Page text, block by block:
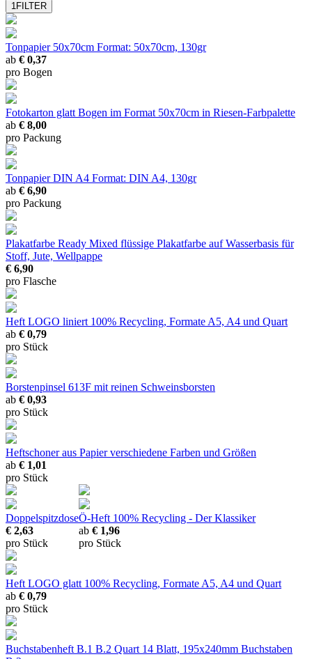
1FILTER
Tonpapier 50x70cm Format: 50x70cm, 130gr
ab € 0,37
pro Bogen
Fotokarton glatt Bogen im Format 50x70cm in Riesen-Farbpalette
ab € 8,00
pro Packung
Tonpapier DIN A4 Format: DIN A4, 130gr
ab € 6,90
pro Packung
Plakatfarbe Ready Mixed flüssige Plakatfarbe auf Wasserbasis für
Stoff, Jute, Wellpappe
€ 6,90
pro Flasche
Heft LOGO liniert 100% Recycling, Formate A5, A4 und Quart
ab € 0,79
pro Stück
Borstenpinsel 613F mit reinen Schweinsborsten
ab € 0,93
pro Stück
Heftschoner aus Papierverschiedene Farben und Größen
ab € 1,01
pro Stück
Doppelspitzdose
€ 2,63
pro Stück
Ö-Heft 100% Recycling - Der Klassiker
ab € 1,96
pro Stück
Heft LOGO glatt 100% Recycling, Formate A5, A4 und Quart
ab € 0,79
pro Stück
Buchstabenheft B.1 B.2 Quart 14 Blatt, 195x240mm Buchstaben